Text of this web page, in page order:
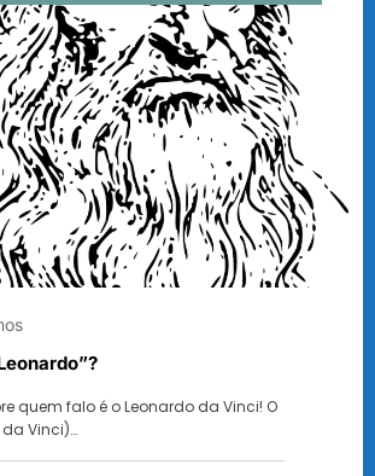
quem falo é o Leonardo da Vinci! O
da Vinci)…